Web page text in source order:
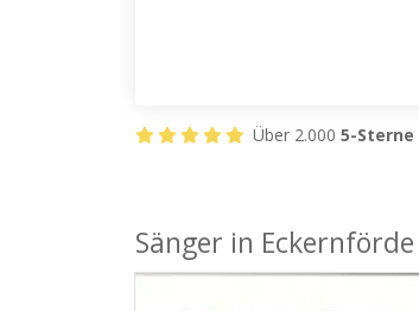
Über 2.000 5-Sterne
Sänger in Eckernförde